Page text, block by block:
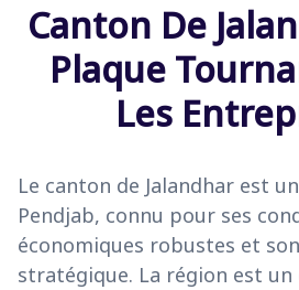
Canton De
Plaque
Les
Le canton de Jalandhar est
Pendjab, connu pour ses
économiques robustes et
stratégique. La région est